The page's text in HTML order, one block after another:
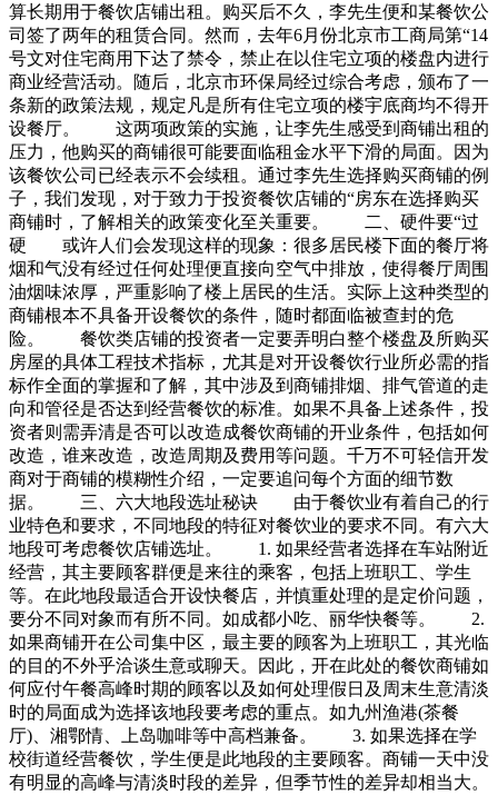
算长期用于餐饮店铺出租。购买后不久，李先生便和某餐饮公
司签了两年的租赁合同。然而，去年6月份北京市工商局第“14
号文对住宅商用下达了禁令，禁止在以住宅立项的楼盘内进行
商业经营活动。随后，北京市环保局经过综合考虑，颁布了一
条新的政策法规，规定凡是所有住宅立项的楼宇底商均不得开
设餐厅。 这两项政策的实施，让李先生感受到商铺出租的
压力，他购买的商铺很可能要面临租金水平下滑的局面。因为
该餐饮公司已经表示不会续租。通过李先生选择购买商铺的例
子，我们发现，对于致力于投资餐饮店铺的“房东在选择购买
商铺时，了解相关的政策变化至关重要。 二、硬件要“过
硬 或许人们会发现这样的现象：很多居民楼下面的餐厅将
烟和气没有经过任何处理便直接向空气中排放，使得餐厅周围
油烟味浓厚，严重影响了楼上居民的生活。实际上这种类型的
商铺根本不具备开设餐饮的条件，随时都面临被查封的危
险。 餐饮类店铺的投资者一定要弄明白整个楼盘及所购买
房屋的具体工程技术指标，尤其是对开设餐饮行业所必需的指
标作全面的掌握和了解，其中涉及到商铺排烟、排气管道的走
向和管径是否达到经营餐饮的标准。如果不具备上述条件，投
资者则需弄清是否可以改造成餐饮商铺的开业条件，包括如何
改造，谁来改造，改造周期及费用等问题。千万不可轻信开发
商对于商铺的模糊性介绍，一定要追问每个方面的细节数
据。 三、六大地段选址秘诀 由于餐饮业有着自己的行
业特色和要求，不同地段的特征对餐饮业的要求不同。有六大
地段可考虑餐饮店铺选址。 1. 如果经营者选择在车站附近
经营，其主要顾客群便是来往的乘客，包括上班职工、学生
等。在此地段最适合开设快餐店，并慎重处理的是定价问题，
要分不同对象而有所不同。如成都小吃、丽华快餐等。 2.
如果商铺开在公司集中区，最主要的顾客为上班职工，其光临
的目的不外乎洽谈生意或聊天。因此，开在此处的餐饮商铺如
何应付午餐高峰时期的顾客以及如何处理假日及周末生意清淡
时的局面成为选择该地段要考虑的重点。如九州渔港(茶餐
厅)、湘鄂情、上岛咖啡等中高档兼备。 3. 如果选择在学
校街道经营餐饮，学生便是此地段的主要顾客。商铺一天中没
有明显的高峰与清淡时段的差异，但季节性的差异却相当大。